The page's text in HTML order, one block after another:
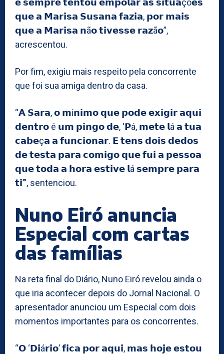
𝗲 𝘀𝗲𝗺𝗽𝗿𝗲 𝘁𝗲𝗻𝘁𝗼𝘂 𝗲𝗺𝗽𝗼𝗹𝗮𝗿 𝗮𝘀 𝘀𝗶𝘁𝘂𝗮çõ𝗲𝘀
𝗾𝘂𝗲 𝗮 𝗠𝗮𝗿𝗶𝘀𝗮 𝗦𝘂𝘀𝗮𝗻𝗮 𝗳𝗮𝘇𝗶𝗮, 𝗽𝗼𝗿 𝗺𝗮𝗶𝘀
𝗾𝘂𝗲 𝗮 𝗠𝗮𝗿𝗶𝘀𝗮 𝗻ã𝗼 𝘁𝗶𝘃𝗲𝘀𝘀𝗲 𝗿𝗮𝘇ã𝗼”,
acrescentou.
Por fim, exigiu mais respeito pela concorrente
que foi sua amiga dentro da casa.
“𝗔 𝗦𝗮𝗿𝗮, 𝗼 𝗺í𝗻𝗶𝗺𝗼 𝗾𝘂𝗲 𝗽𝗼𝗱𝗲 𝗲𝘅𝗶𝗴𝗶𝗿 𝗮𝗾𝘂𝗶
𝗱𝗲𝗻𝘁𝗿𝗼 é 𝘂𝗺 𝗽𝗶𝗻𝗴𝗼 𝗱𝗲, ‘𝗣á, 𝗺𝗲𝘁𝗲 𝗹á 𝗮 𝘁𝘂𝗮
𝗰𝗮𝗯𝗲ç𝗮 𝗮 𝗳𝘂𝗻𝗰𝗶𝗼𝗻𝗮𝗿. 𝗘 𝘁𝗲𝗻𝘀 𝗱𝗼𝗶𝘀 𝗱𝗲𝗱𝗼𝘀
𝗱𝗲 𝘁𝗲𝘀𝘁𝗮 𝗽𝗮𝗿𝗮 𝗰𝗼𝗺𝗶𝗴𝗼 𝗾𝘂𝗲 𝗳𝘂𝗶 𝗮 𝗽𝗲𝘀𝘀𝗼𝗮
𝗾𝘂𝗲 𝘁𝗼𝗱𝗮 𝗮 𝗵𝗼𝗿𝗮 𝗲𝘀𝘁𝗶𝘃𝗲 𝗹á 𝘀𝗲𝗺𝗽𝗿𝗲 𝗽𝗮𝗿𝗮
𝘁𝗶’”, sentenciou.
Nuno Eiró anuncia
Especial com cartas
das famílias
Na reta final do Diário, Nuno Eiró revelou ainda o
que iria acontecer depois do Jornal Nacional. O
apresentador anunciou um Especial com dois
momentos importantes para os concorrentes.
“𝗢 ‘𝗗𝗶á𝗿𝗶𝗼’ 𝗳𝗶𝗰𝗮 𝗽𝗼𝗿 𝗮𝗾𝘂𝗶, 𝗺𝗮𝘀 𝗵𝗼𝗷𝗲 𝗲𝘀𝘁𝗼𝘂